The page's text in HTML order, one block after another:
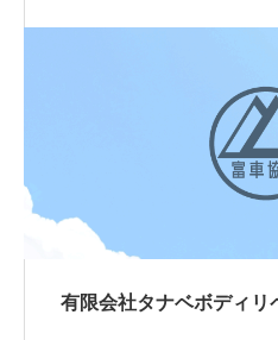
有限会社タナベボディリ